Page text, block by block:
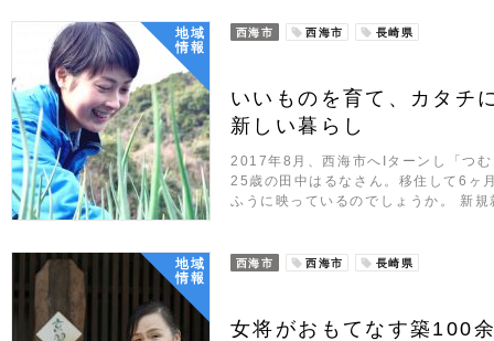
地域
情報
西海市 西海市 長崎県
いいものを育て、カタチ
新しい暮らし
2017年8月、西海市へIターンし「つ
25歳の田中はるなさん。移住して6ヶ
ふうに映っているのでしょうか。 新
地域
情報
西海市 西海市 長崎県
女将がおもてなす築100